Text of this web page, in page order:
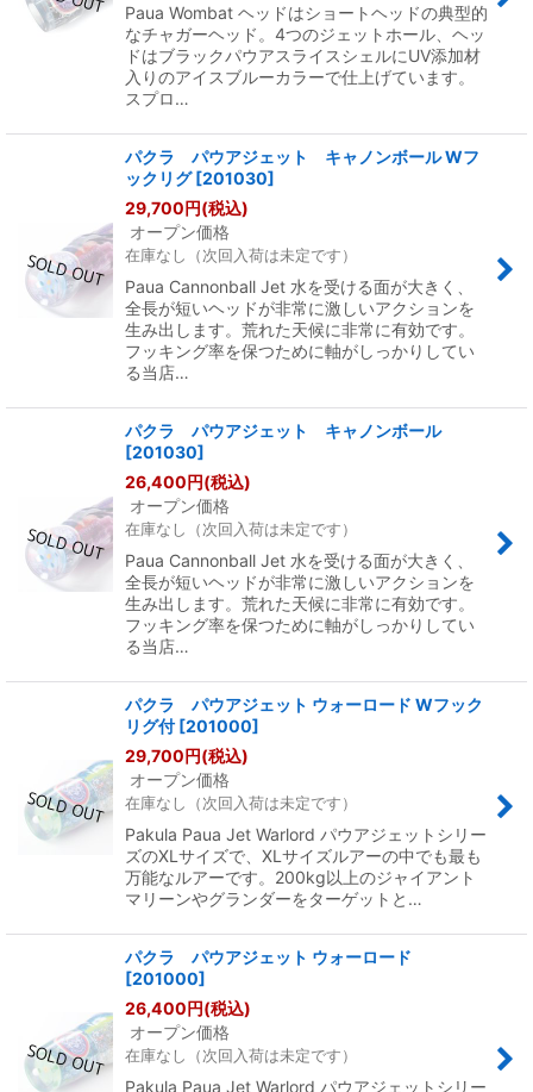
Paua Wombat ヘッドはショートヘッドの典型的
なチャガーヘッド。4つのジェットホール、ヘッ
ドはブラックパウアスライスシェルにUV添加材
入りのアイスブルーカラーで仕上げています。
スプロ…
パクラ パウアジェット キャノンボール Wフ
ックリグ [201030]
29,700円(税込)
オープン価格
在庫なし（次回入荷は未定です）
Paua Cannonball Jet 水を受ける面が大きく、
全長が短いヘッドが非常に激しいアクションを
生み出します。荒れた天候に非常に有効です。
フッキング率を保つために軸がしっかりしてい
る当店…
パクラ パウアジェット キャノンボール
[201030]
26,400円(税込)
オープン価格
在庫なし（次回入荷は未定です）
Paua Cannonball Jet 水を受ける面が大きく、
全長が短いヘッドが非常に激しいアクションを
生み出します。荒れた天候に非常に有効です。
フッキング率を保つために軸がしっかりしてい
る当店…
パクラ パウアジェット ウォーロード Wフック
リグ付 [201000]
29,700円(税込)
オープン価格
在庫なし（次回入荷は未定です）
Pakula Paua Jet Warlord パウアジェットシリー
ズのXLサイズで、XLサイズルアーの中でも最も
万能なルアーです。200kg以上のジャイアント
マリーンやグランダーをターゲットと…
パクラ パウアジェット ウォーロード
[201000]
26,400円(税込)
オープン価格
在庫なし（次回入荷は未定です）
Pakula Paua Jet Warlord パウアジェットシリー